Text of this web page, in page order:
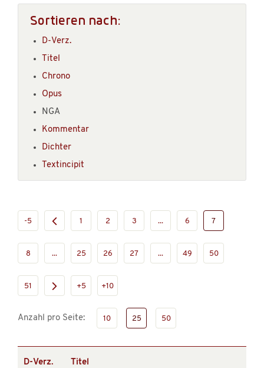
Sortieren nach:
D-Verz.
Titel
Chrono
Opus
NGA
Kommentar
Dichter
Textincipit
-5 1 2 3 ... 6 7
8 ... 25 26 27 ... 49 50
51 +5 +10
Anzahl pro Seite: 10 25 50
D-Verz. Titel